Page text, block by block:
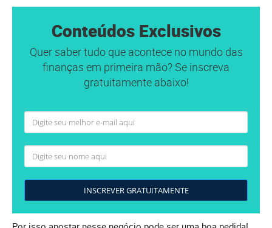
Conteúdos Exclusivos
Quer saber tudo que acontece no mundo das
finanças em primeira mão? Se inscreva
gratuitamente abaixo!
INSCREVER GRATUITAMENTE